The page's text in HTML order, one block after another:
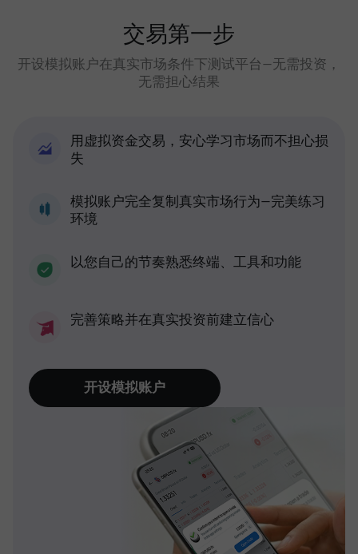
交易第一步
开设模拟账户在真实市场条件下测试平台—无需投资，
无需担心结果
用虚拟资金交易，安心学习市场而不担心损
失
模拟账户完全复制真实市场行为—完美练习
环境
以您自己的节奏熟悉终端、工具和功能
完善策略并在真实投资前建立信心
开设模拟账户